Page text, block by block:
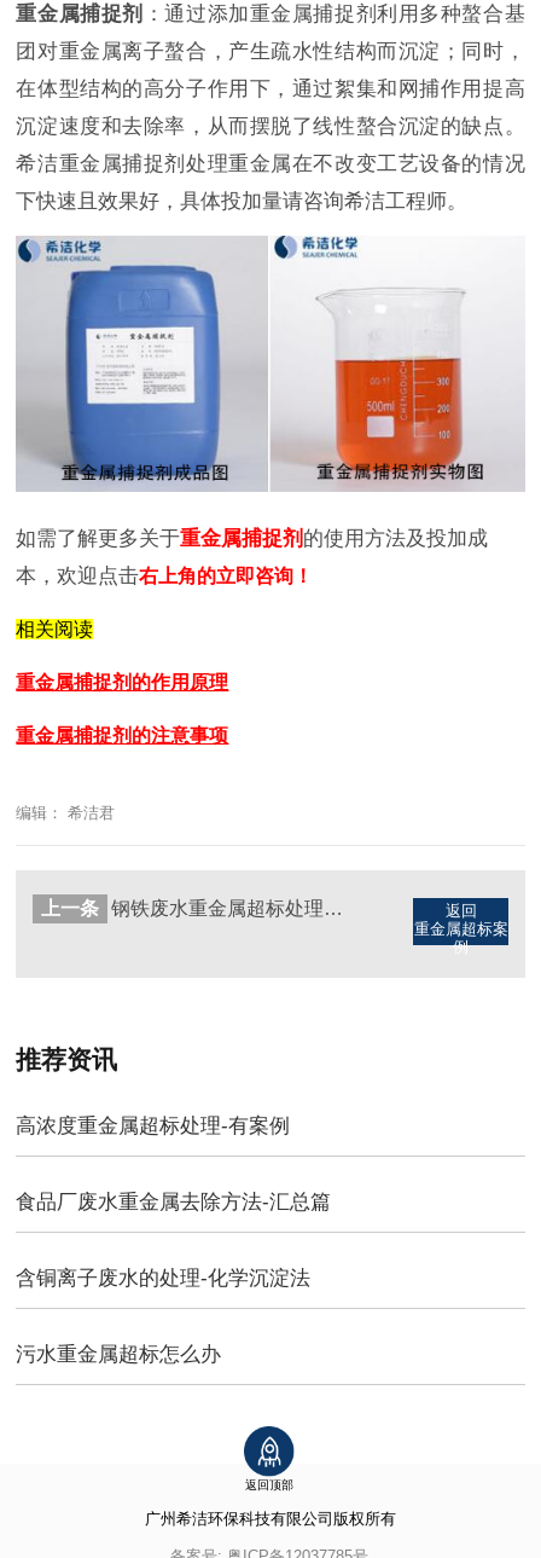
重金属捕捉剂 ：通过添加重金属捕捉剂利用多种螯合基
团对重金属离子螯合，产生疏水性结构而沉淀；同时，
在体型结构的高分子作用下，通过絮集和网捕作用提高
沉淀速度和去除率，从而摆脱了线性螯合沉淀的缺点。
希洁重金属捕捉剂处理重金属在不改变工艺设备的情况
下快速且效果好，具体投加量请咨询希洁工程师。
如需了解更多关于重金属捕捉剂 的使用方法及投加成
本，欢迎点击右上角的立即咨询！
相关阅读
重金属捕捉剂的作用原理
重金属捕捉剂的注意事项
编辑： 希洁君
返回
重金属超标案
例
上一条 钢铁废水重金属超标处理方法（图）
推荐资讯
高浓度重金属超标处理-有案例
食品厂废水重金属去除方法-汇总篇
含铜离子废水的处理-化学沉淀法
污水重金属超标怎么办
返回顶部
广州希洁环保科技有限公司 版权所有